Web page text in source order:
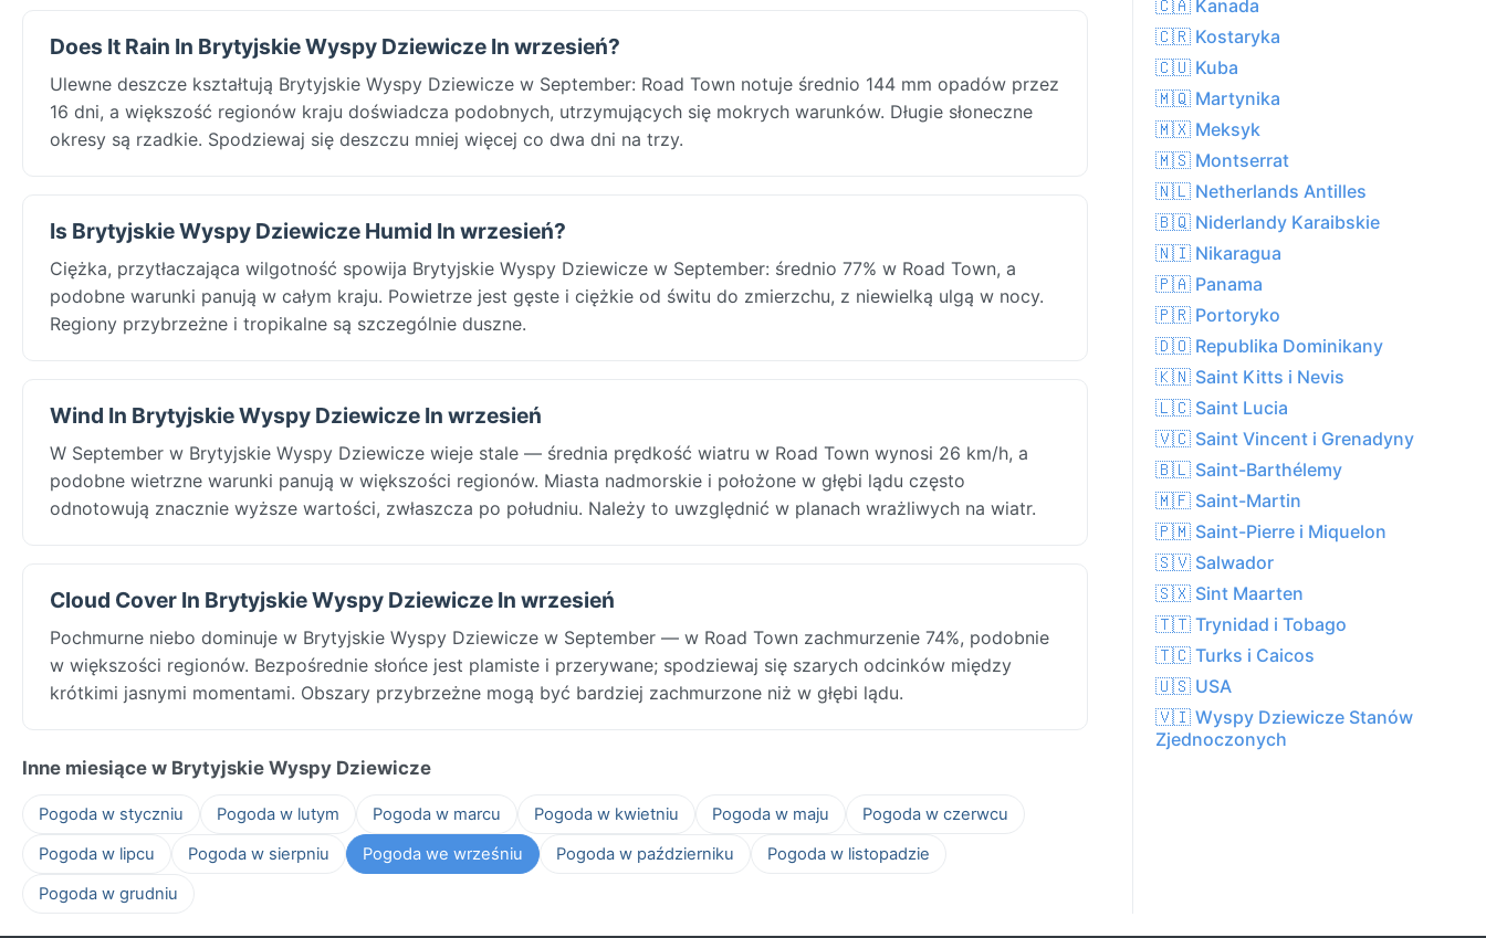
Does It Rain In Brytyjskie Wyspy Dziewicze In wrzesień?
Ulewne deszcze kształtują Brytyjskie Wyspy Dziewicze w September: Road Town notuje średnio 144 mm opadów przez
16 dni, a większość regionów kraju doświadcza podobnych, utrzymujących się mokrych warunków. Długie słoneczne
okresy są rzadkie. Spodziewaj się deszczu mniej więcej co dwa dni na trzy.
Is Brytyjskie Wyspy Dziewicze Humid In wrzesień?
Ciężka, przytłaczająca wilgotność spowija Brytyjskie Wyspy Dziewicze w September: średnio 77% w Road Town, a
podobne warunki panują w całym kraju. Powietrze jest gęste i ciężkie od świtu do zmierzchu, z niewielką ulgą w nocy.
Regiony przybrzeżne i tropikalne są szczególnie duszne.
Wind In Brytyjskie Wyspy Dziewicze In wrzesień
W September w Brytyjskie Wyspy Dziewicze wieje stale — średnia prędkość wiatru w Road Town wynosi 26 km/h, a
podobne wietrzne warunki panują w większości regionów. Miasta nadmorskie i położone w głębi lądu często
odnotowują znacznie wyższe wartości, zwłaszcza po południu. Należy to uwzględnić w planach wrażliwych na wiatr.
Cloud Cover In Brytyjskie Wyspy Dziewicze In wrzesień
Pochmurne niebo dominuje w Brytyjskie Wyspy Dziewicze w September — w Road Town zachmurzenie 74%, podobnie
w większości regionów. Bezpośrednie słońce jest plamiste i przerywane; spodziewaj się szarych odcinków między
krótkimi jasnymi momentami. Obszary przybrzeżne mogą być bardziej zachmurzone niż w głębi lądu.
Inne miesiące w Brytyjskie Wyspy Dziewicze
Pogoda w styczniu Pogoda w lutym Pogoda w marcu Pogoda w kwietniu Pogoda w maju
Pogoda w czerwcu
Pogoda w lipcu
Pogoda w sierpniu Pogoda we wrześniu Pogoda w październiku
Pogoda w listopadzie
Pogoda w grudniu
🇨🇦 Kanada
🇨🇷 Kostaryka
🇨🇺 Kuba
🇲🇶 Martynika
🇲🇽 Meksyk
🇲🇸 Montserrat
🇳🇱 Netherlands Antilles
🇧🇶 Niderlandy Karaibskie
🇳🇮 Nikaragua
🇵🇦 Panama
🇵🇷 Portoryko
🇩🇴 Republika Dominikany
🇰🇳 Saint Kitts i Nevis
🇱🇨 Saint Lucia
🇻🇨 Saint Vincent i Grenadyny
🇧🇱 Saint-Barthélemy
🇲🇫 Saint-Martin
🇵🇲 Saint-Pierre i Miquelon
🇸🇻 Salwador
🇸🇽 Sint Maarten
🇹🇹 Trynidad i Tobago
🇹🇨 Turks i Caicos
🇺🇸 USA
🇻🇮 Wyspy Dziewicze Stanów
Zjednoczonych